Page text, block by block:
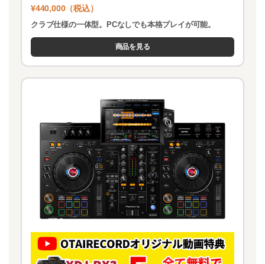
¥440,000（税込）
クラブ仕様の一体型。PCなしでも本格プレイが可能。
商品を見る